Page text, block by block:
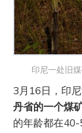
印尼一处旧
3月16日，印
丹省的一个煤
的年龄都在